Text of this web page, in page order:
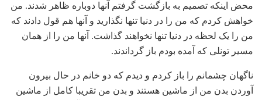
محض اینکه تصمیم به بازگشت گرفتم آنها دوباره ظاهر شدند. من
خواهش کردم که من را در دنیا تنها نگذارید و آنها هم قول دادند که
من را یک لحظه در دنیا تنها نخواهند گذاشت. آنها من را از همان
مسیر تونلی که آمده بودم باز گرداندند.
ناگهان چشمانم را باز کردم و دیدم که دو خانم در حال بیرون
آوردن بدن من از ماشین هستند و بدن من تقریبا کامل از ماشین